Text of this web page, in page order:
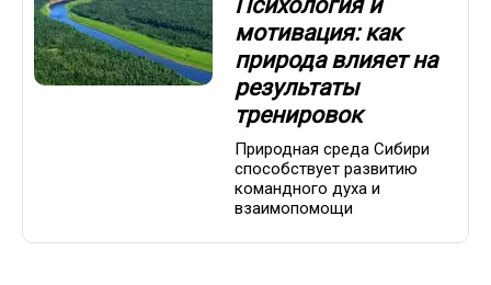
Психология и
мотивация: как
природа влияет на
результаты
тренировок
Природная среда Сибири
способствует развитию
командного духа и
взаимопомощи